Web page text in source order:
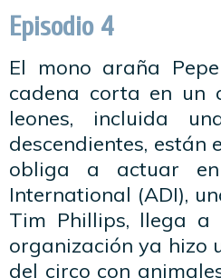
Episodio 4
El mono araña
cadena corta en un
leones, incluida
descendientes, están
obliga a actuar en
International (ADI),
Tim Phillips, llega a
organización ya
del circo con